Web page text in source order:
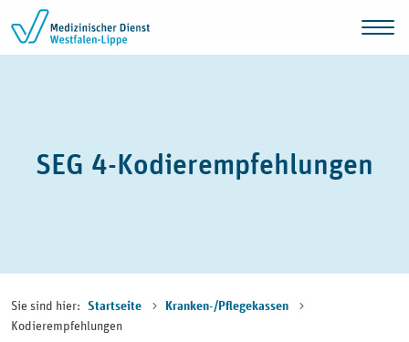
Zum Inhalt springen
SEG 4-Kodierempfehlungen
Sie sind hier: Startseite Kranken-/Pflegekassen
Kodierempfehlungen